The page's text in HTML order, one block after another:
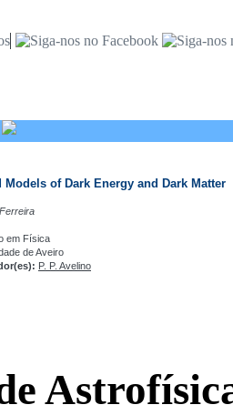
Models of Dark Energy and Dark Matter
em Física
de Aveiro
P. P. Avelino